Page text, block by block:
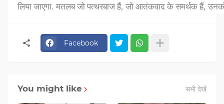
लिया जाएगा. मतलब जो पत्थरबाज हैं, जो आतंकवाद के समर्थक हैं,
Facebook
You might like सभी देखें